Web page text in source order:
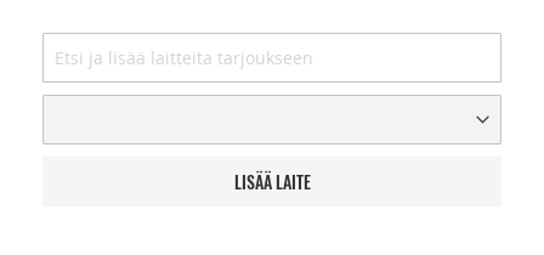
LISÄÄ LAITE